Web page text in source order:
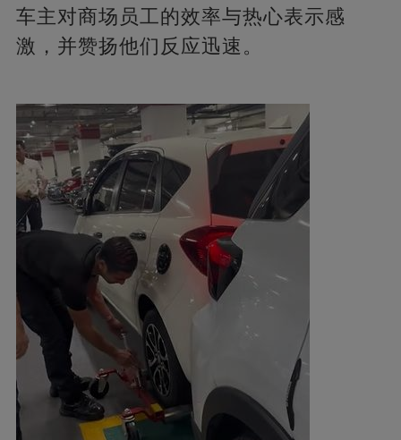
车主对商场员工的效率与热心表示感
激，并赞扬他们反应迅速。